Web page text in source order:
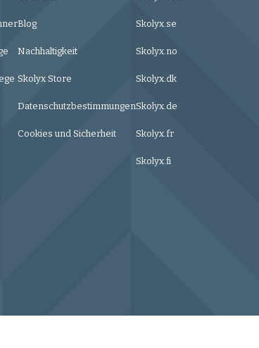
Blog
Nachhaltigkeit
Skolyx Store
Datenschutzbestimmungen
Cookies und Sicherheit
Skolyx.se
Skolyx.no
Skolyx.dk
Skolyx.de
Skolyx.fr
Skolyx.fi